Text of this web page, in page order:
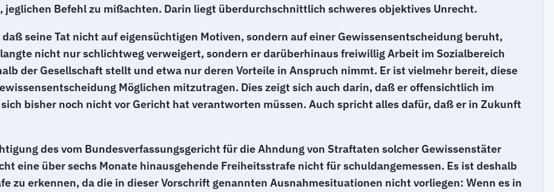
Befehl zu mißachten. Darin liegt überdurchschnittlich schweres objektives Unrecht.
seine Tat nicht auf eigensüchtigen Motiven, sondern auf einer Gewissensentscheidung beruht,
nicht nur schlichtweg verweigert, sondern er darüberhinaus freiwillig Arbeit im Sozialbereich
der Gesellschaft stellt und etwa nur deren Vorteile in Anspruch nimmt. Er ist vielmehr bereit, diese
Möglichen mitzutragen. Dies zeigt sich auch darin, daß er offensichtlich im
bisher noch nicht vor Gericht hat verantworten müssen. Auch spricht alles dafür, daß er in Zukunft
des vom Bundesverfassungsgericht für die Ahndung von Straftaten solcher Gewissenstäter
eine über sechs Monate hinausgehende Freiheitsstrafe nicht für schuldangemessen. Es ist deshalb
zu erkennen, da die in dieser Vorschrift genannten Ausnahmesituationen nicht vorliegen: Wenn es in